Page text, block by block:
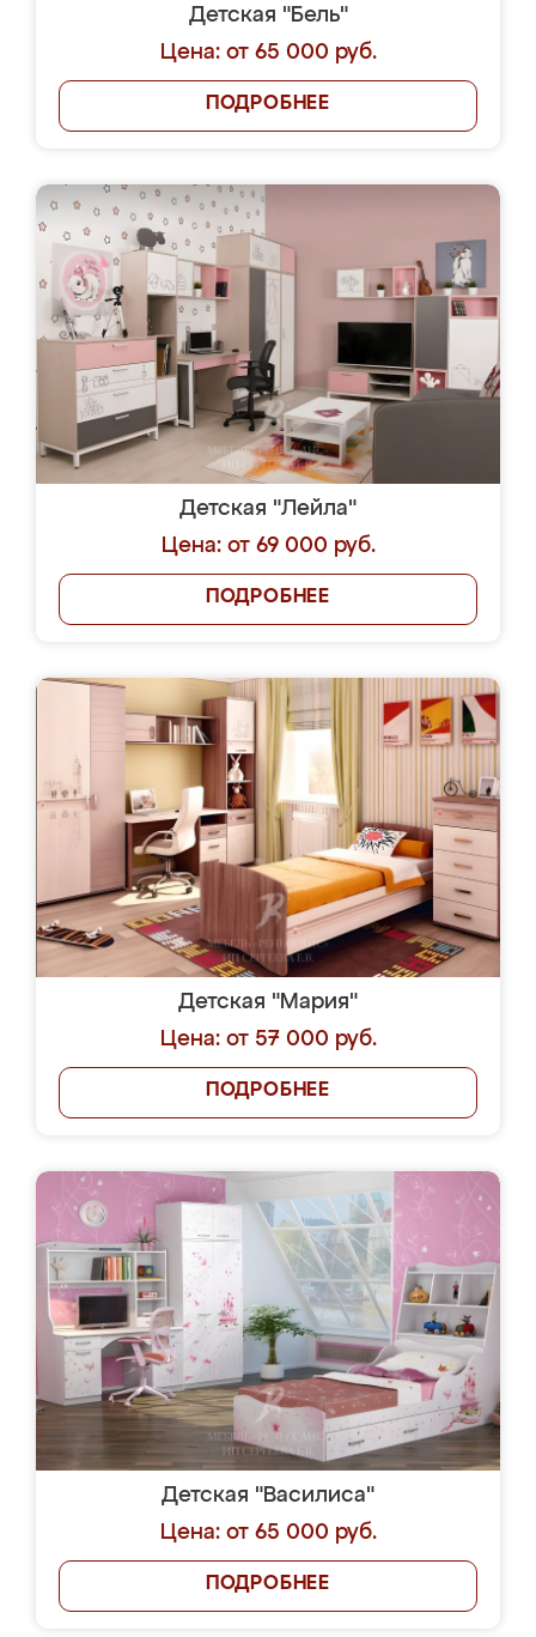
Детская "Бель"
Цена: от 65 000 руб.
ПОДРОБНЕЕ
Детская "Лейла"
Цена: от 69 000 руб.
ПОДРОБНЕЕ
Детская "Мария"
Цена: от 57 000 руб.
ПОДРОБНЕЕ
Детская "Василиса"
Цена: от 65 000 руб.
ПОДРОБНЕЕ